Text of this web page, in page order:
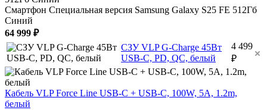
Смартфон Специальная версия Samsung Galaxy S25 FE 512Гб
Синий
64 999 ₽
СЗУ VLP G-Charge 45Вт
USB-C, PD, QC, белый
4 499
₽
Кабель VLP Force Line USB-C + USB-C, 100W, 5A, 1.2m,
белый